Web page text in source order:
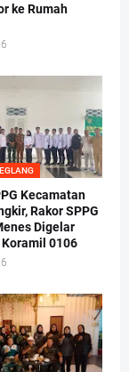
ke Rumah
Kecamatan
Rakor SPPG
Digelar
0106